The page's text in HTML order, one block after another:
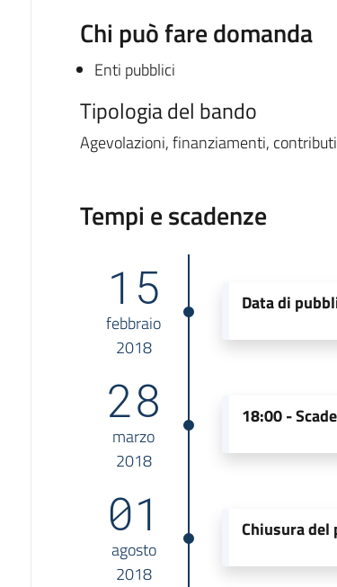
Chi può fare domanda
Enti pubblici
Tipologia del bando
Agevolazioni, finanziamenti, contributi
Tempi e scadenze
15
febbraio
2018
Data di
28
marzo
2018
18:00 -
01
agosto
2018
Chiusura